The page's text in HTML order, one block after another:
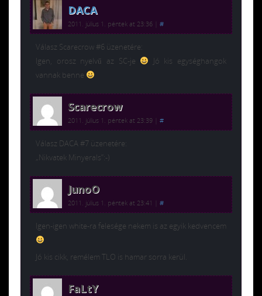
DACA
2011. július 1. péntek at 23:36 #
Válasz Scarecrow #6 üzenetére:
Igen, orosz nyelvű az SC-je
Jó kis egységhangok
vannak benne
Scarecrow
2011. július 1. péntek at 23:39 #
Válasz DACA #7 üzenetére:
„Nikvatek Minyerals”:-)
JunoO
2011. július 1. péntek at 23:41 #
Igen-igen white-ra felesége nekem is az egyik kedvencem
Jó kis cikk, remélem TLO is hamar sorra kerül.
FaLtY